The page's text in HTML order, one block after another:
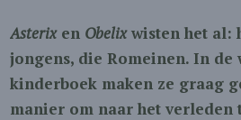
Asterixen Obelixwisten het al:
jongens, die Romeinen. In de
kinderboek maken ze graag
manier om naar het verleden